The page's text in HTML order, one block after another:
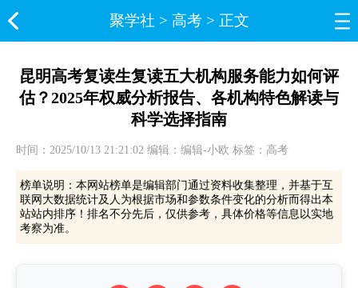
聚学社 > 高考> 正文
昆明高考复读生复读五大机构服务能力如何评
估？2025年权威分析报告、各机构特色解读与
科学选择指南
时间：2025/10/13 21:21:02 编辑：编辑-小欧 标签：高考
榜单说明：本网站榜单是编辑部门通过资料收集整理，并基于互
联网大数据统计及人为根据市场和参数条件变化的分析而得出本
站站内排序！排名不分先后，仅供参考，具体价格等信息以实地
考察为准。